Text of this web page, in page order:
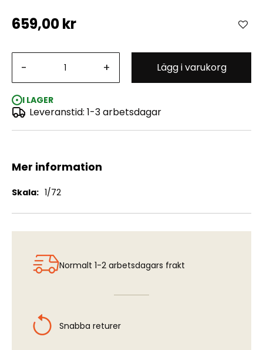
659,00 kr
- + Lägg i varukorg
I LAGER
Leveranstid: 1-3 arbetsdagar
Boeing B-29A Superfortress "USAAF Old Battler"
Mer information
Mer
1/72
Normalt 1-2 arbetsdagars frakt
Snabba returer